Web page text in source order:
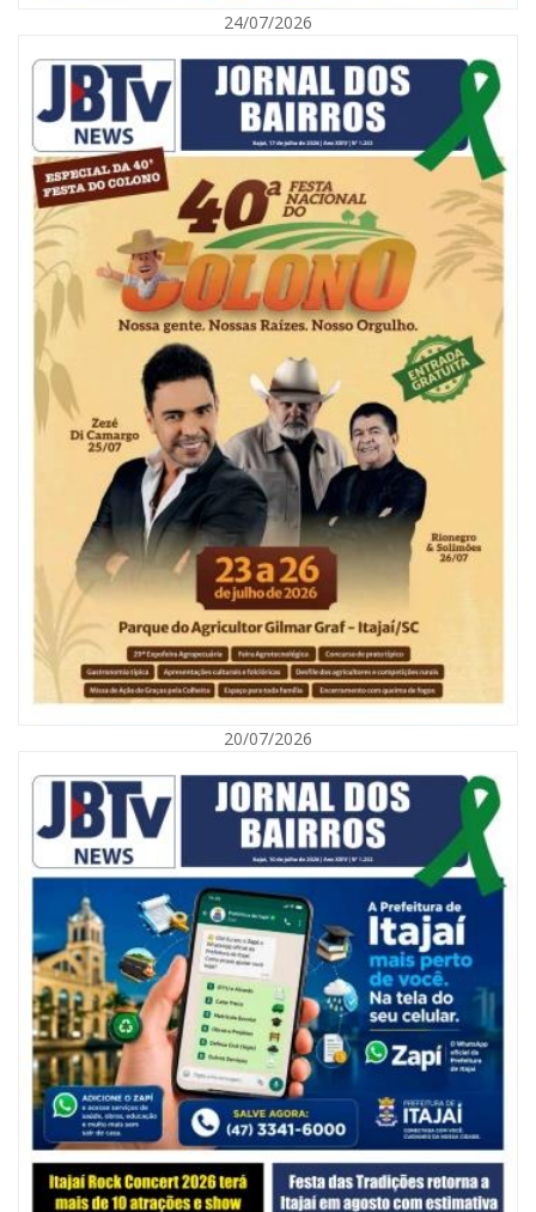
06/08/2026 | 10:04
Ação oferece testes rápidos para HIV, sífilis e hepatites nesta quinta (6) e
sexta-feira (7)
GERAL
06/08/2026 | 10:14
24/07/2026
20/07/2026